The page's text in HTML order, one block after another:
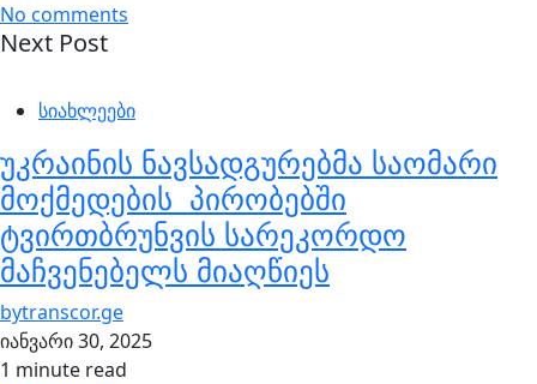
No comments
Next Post
სიახლეები
უკრაინის ნავსადგურებმა საომარი
მოქმედების პირობებში
ტვირთბრუნვის სარეკორდო
მაჩვენებელს მიაღწიეს
bytranscor.ge
იანვარი 30, 2025
1 minute read